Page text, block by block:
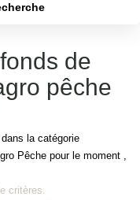
Plus de critères
de
pêche
la catégorie
Pêche pour le moment ,
critères.